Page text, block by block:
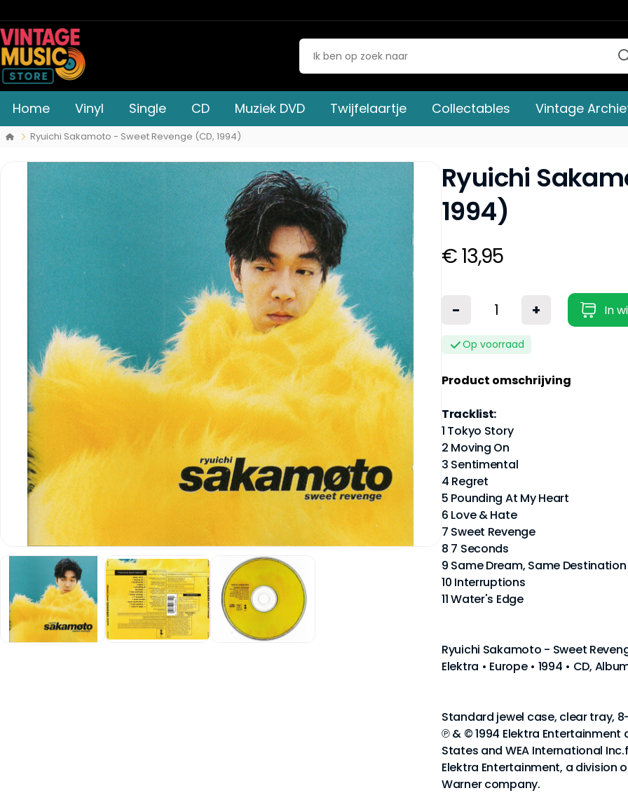
Home Vinyl Single CD Muziek DVD Twijfelaartje Collectables Vintage
Ryuichi Sakamoto - Sweet Revenge (CD, 1994)
Ryuichi
1994)
€ 13,95
- + In
Op voorraad
Product omschrijving
Tracklist:
1 Tokyo Story
2 Moving On
3 Sentimental
4 Regret
5 Pounding At My Heart
6 Love & Hate
7 Sweet Revenge
8 7 Seconds
9 Same Dream, Same Destination
10 Interruptions
11 Water's Edge
Ryuichi Sakamoto - Sweet
Elektra • Europe • 1994 • CD,
Standard jewel case, clear tray,
℗ & © 1994 Elektra
States and WEA International
Elektra Entertainment, a division
Warner company.